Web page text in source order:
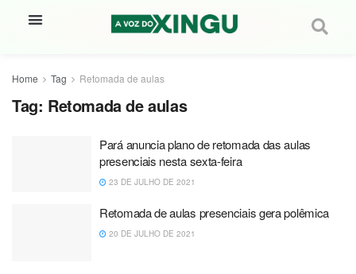
Home Tag Retomada de aulas
Tag: Retomada de aulas
Pará anuncia plano de retomada das aulas
presenciais nesta sexta-feira
23 DE JULHO DE 2021
Retomada de aulas presenciais gera polêmica
20 DE JULHO DE 2021